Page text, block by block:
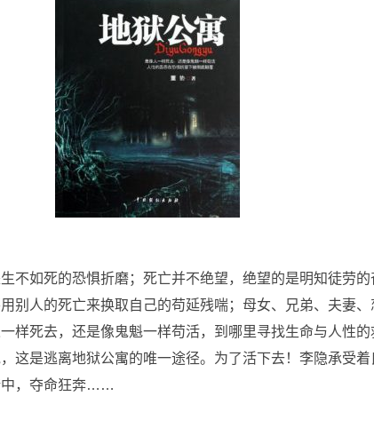
不如死的恐惧折磨；死亡并不绝望，绝望的是明知徒劳
别人的死亡来换取自己的苟延残喘；母女、兄弟、夫妻
死去，还是像鬼魁一样苟活，到哪里寻找生命与人性的
这是逃离地狱公寓的唯一途径。为了活下去！李隐承受
中，夺命狂奔……